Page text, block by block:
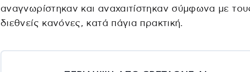
αναγνωρίστηκαν και αναχαιτίστηκαν σύμφωνα με
διεθνείς κανόνες, κατά πάγια πρακτική.